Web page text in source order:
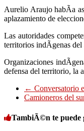
Aurelio Araujo habÃ­a
aplazamiento de
Las autoridades
territorios indÃ­genas
Organizaciones
defensa del territorio, la
← Conversatorio
Camioneros del
TambiÃ©n te puede